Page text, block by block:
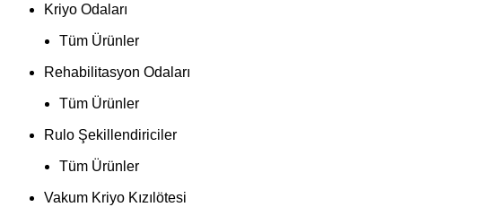
Kriyo Odaları
Tüm Ürünler
Rehabilitasyon Odaları
Tüm Ürünler
Rulo Şekillendiriciler
Tüm Ürünler
Vakum Kriyo Kızılötesi